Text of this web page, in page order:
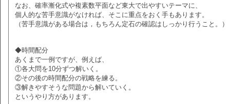
なお、確率漸化式や複素数平面など東大で出やすいテーマに、
個人的な苦手意識がなければ、そこに重点をおく手もあります。
（苦手意識がある場合は，もちろん定石の確認はしっかり行うこと。）
◆時間配分
あくまで一例ですが、例えば、
①各大問を10分ずつ解いく。
②その後の時間配分の戦略を練る。
③解きやすそうな問題から解いていく。
というやり方があります。